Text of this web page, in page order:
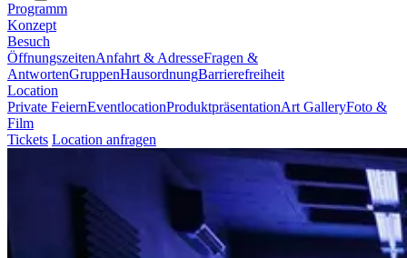
Programm
Konzept
Besuch
ÖffnungszeitenAnfahrt & AdresseFragen &
AntwortenGruppenHausordnungBarrierefreiheit
Location
Private FeiernEventlocationProduktpräsentationArt GalleryFoto &
Film
Tickets Location anfragen